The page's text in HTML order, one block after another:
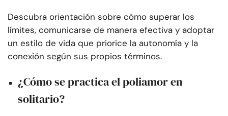
Descubra orientación sobre cómo superar los
límites, comunicarse de manera efectiva y adoptar
un estilo de vida que priorice la autonomía y la
conexión según sus propios términos.
¿Cómo se practica el poliamor en
solitario?